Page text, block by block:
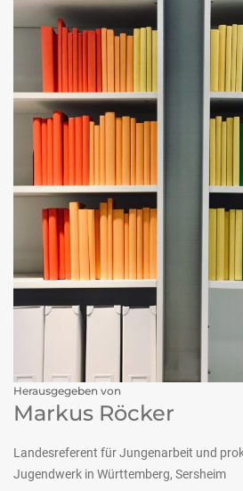
Herausgegeben von
Markus Röcker
Landesreferent für Jungenarbeit und
Jugendwerk in Württemberg, Sersheim